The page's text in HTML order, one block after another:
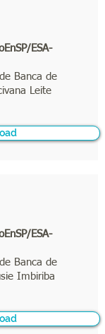
ESA-
Banca de
Leite
ESA-
Banca de
Imbiriba